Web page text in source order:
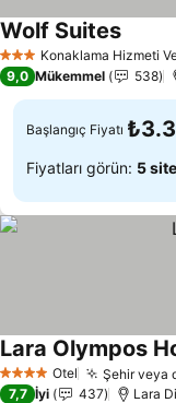
3 YıldızKonaklama Hizmeti
Wolf Suites
9,0 Mükemmel 538
Başlangıç Fiyatı
Fiyatları görün: 5 site
4 Yıldız Otel Şehir veya
Lara Olympos
7,7 İyi 437 Lara